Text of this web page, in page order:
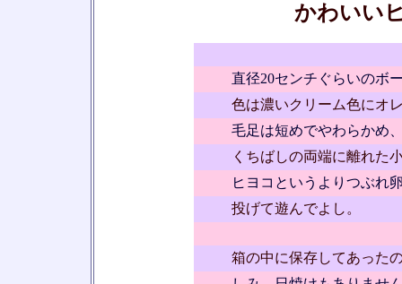
かわいい
直径20センチぐらいのボ
色は濃いクリーム色にオ
毛足は短めでやわらかめ
くちばしの両端に離れた
ヒヨコというよりつぶれ
投げて遊んでよし。
箱の中に保存してあった